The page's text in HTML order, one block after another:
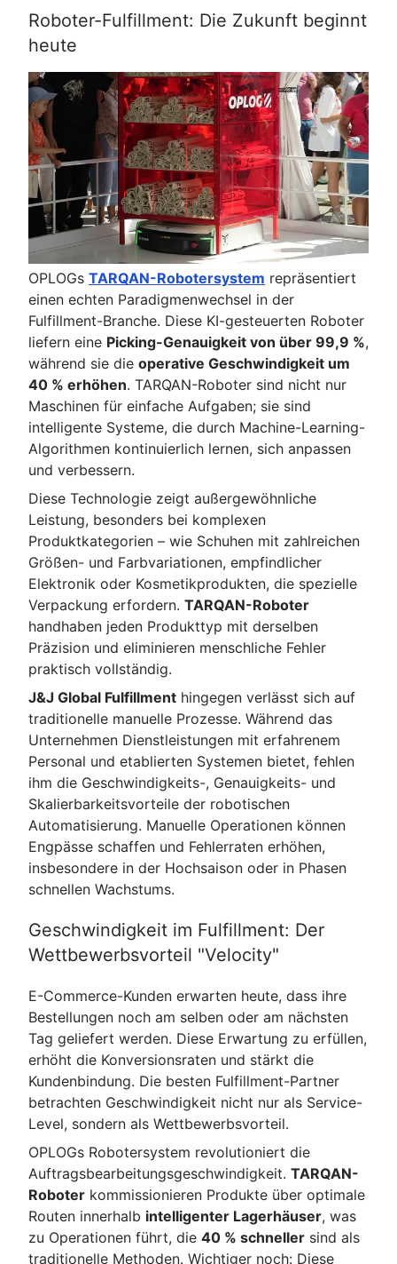
Roboter-Fulfillment: Die Zukunft beginnt
heute
OPLOGs TARQAN-Robotersystem repräsentiert
einen echten Paradigmenwechsel in der
Fulfillment-Branche. Diese KI-gesteuerten Roboter
liefern eine Picking-Genauigkeit von über 99,9 %,
während sie die operative Geschwindigkeit um
40 % erhöhen. TARQAN-Roboter sind nicht nur
Maschinen für einfache Aufgaben; sie sind
intelligente Systeme, die durch Machine-Learning-
Algorithmen kontinuierlich lernen, sich anpassen
und verbessern.
Diese Technologie zeigt außergewöhnliche
Leistung, besonders bei komplexen
Produktkategorien – wie Schuhen mit zahlreichen
Größen- und Farbvariationen, empfindlicher
Elektronik oder Kosmetikprodukten, die spezielle
Verpackung erfordern. TARQAN-Roboter
handhaben jeden Produkttyp mit derselben
Präzision und eliminieren menschliche Fehler
praktisch vollständig.
J&J Global Fulfillment hingegen verlässt sich auf
traditionelle manuelle Prozesse. Während das
Unternehmen Dienstleistungen mit erfahrenem
Personal und etablierten Systemen bietet, fehlen
ihm die Geschwindigkeits-, Genauigkeits- und
Skalierbarkeitsvorteile der robotischen
Automatisierung. Manuelle Operationen können
Engpässe schaffen und Fehlerraten erhöhen,
insbesondere in der Hochsaison oder in Phasen
schnellen Wachstums.
Geschwindigkeit im Fulfillment: Der
Wettbewerbsvorteil "Velocity"
E-Commerce-Kunden erwarten heute, dass ihre
Bestellungen noch am selben oder am nächsten
Tag geliefert werden. Diese Erwartung zu erfüllen,
erhöht die Konversionsraten und stärkt die
Kundenbindung. Die besten Fulfillment-Partner
betrachten Geschwindigkeit nicht nur als Service-
Level, sondern als Wettbewerbsvorteil.
OPLOGs Robotersystem revolutioniert die
Auftragsbearbeitungsgeschwindigkeit. TARQAN-
Roboter kommissionieren Produkte über optimale
Routen innerhalb intelligenter Lagerhäuser, was
zu Operationen führt, die 40 % schneller sind als
traditionelle Methoden. Wichtiger noch: Diese